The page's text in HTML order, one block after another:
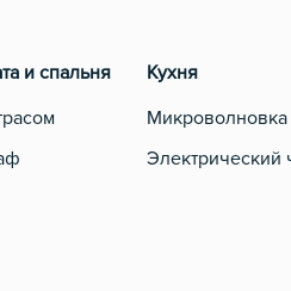
и спальня Кухня
Микроволновка
Электрический